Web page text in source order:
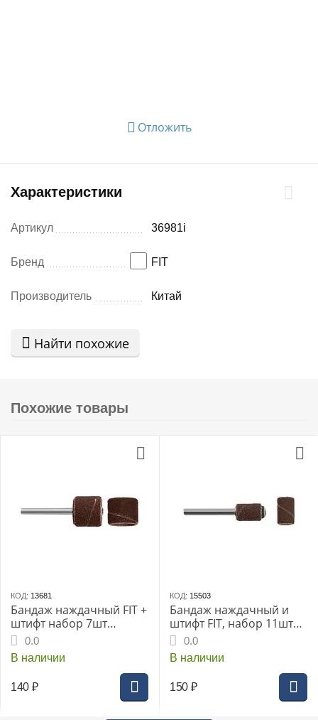
Отложить
Характеристики
Артикул 36981i
Бренд FIT
Производитель Китай
Найти похожие
Похожие товары
КОД: 13681
Бандаж наждачный FIT +
штифт набор 7шт
(36910)
0.0
В наличии
140 ₽
КОД: 15503
Бандаж наждачный и
штифт FIT, набор 11шт
(36917)
0.0
В наличии
150 ₽